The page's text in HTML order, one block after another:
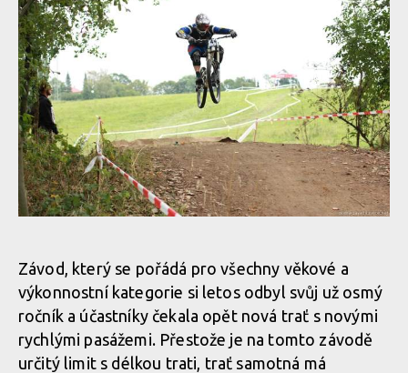
Závod, který se pořádá pro všechny věkové a
výkonnostní kategorie si letos odbyl svůj už osmý
ročník a účastníky čekala opět nová trať s novými
rychlými pasážemi. Přestože je na tomto závodě
určitý limit s délkou trati, trať samotná má